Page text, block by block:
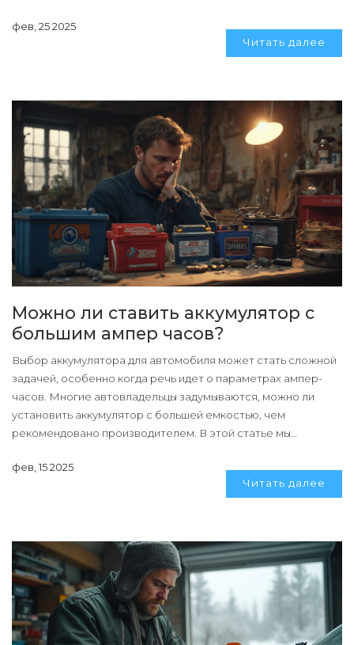
предложены практические советы по уходу за батареей.
фев, 25 2025
Читать далее
Можно ли ставить аккумулятор с
большим ампер часов?
Выбор аккумулятора для автомобиля может стать сложной
задачей, особенно когда речь идет о параметрах ампер-
часов. Многие автовладельцы задумываются, можно ли
установить аккумулятор с большей емкостью, чем
рекомендовано производителем. В этой статье мы
нужно обратить внимание, чтобы избежать проблем с
электрикой автомобиля. Узнаете, как увеличение емкости
фев, 15 2025
Читать далее